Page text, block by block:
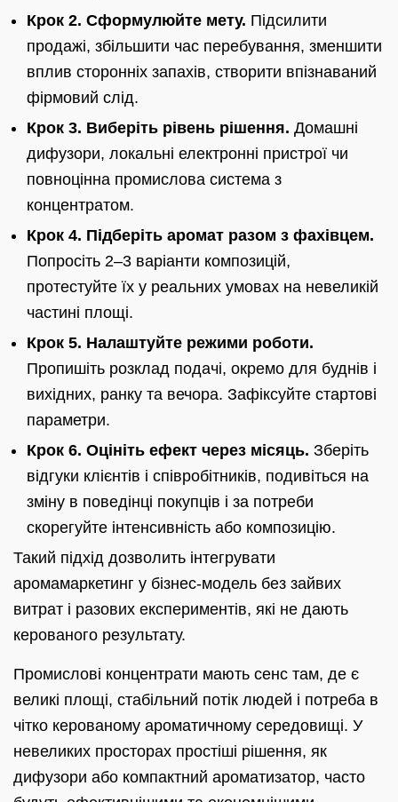
Крок 2. Сформулюйте мету. Підсилити
продажі, збільшити час перебування, зменшити
вплив сторонніх запахів, створити впізнаваний
фірмовий слід.
Крок 3. Виберіть рівень рішення. Домашні
дифузори, локальні електронні пристрої чи
повноцінна промислова система з
концентратом.
Крок 4. Підберіть аромат разом з фахівцем.
Попросіть 2–3 варіанти композицій,
протестуйте їх у реальних умовах на невеликій
частині площі.
Крок 5. Налаштуйте режими роботи.
Пропишіть розклад подачі, окремо для буднів і
вихідних, ранку та вечора. Зафіксуйте стартові
параметри.
Крок 6. Оцініть ефект через місяць. Зберіть
відгуки клієнтів і співробітників, подивіться на
зміну в поведінці покупців і за потреби
скорегуйте інтенсивність або композицію.
Такий підхід дозволить інтегрувати
аромамаркетинг у бізнес-модель без зайвих
витрат і разових експериментів, які не дають
керованого результату.
Промислові концентрати мають сенс там, де є
великі площі, стабільний потік людей і потреба в
чітко керованому ароматичному середовищі. У
невеликих просторах простіші рішення, як
дифузори або компактний ароматизатор, часто